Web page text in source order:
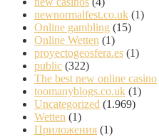
newnormalfest.co.uk (1)
Online gambling (15)
Online Wetten (1)
proyectogeosfera.es (1)
public (322)
The best new online casino
toomanyblogs.co.uk (1)
Uncategorized (1.969)
Wetten (1)
Приложения (1)